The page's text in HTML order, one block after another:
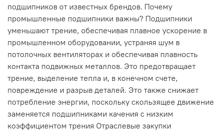
подшипников от известных брендов. Почему
промышленные подшипники важны? Подшипники
уменьшают трение, обеспечивая плавное ускорение в
промышленном оборудовании, устраняя шум в
потолочных вентиляторах и обеспечивая плавность
контакта подвижных металлов. Это предотвращает
трение, выделение тепла и, в конечном счете,
повреждение и разрыв деталей. Это также снижает
потребление энергии, поскольку скользящее движение
заменяется подшипниками качения с низким
коэффициентом трения Отраслевые закупки